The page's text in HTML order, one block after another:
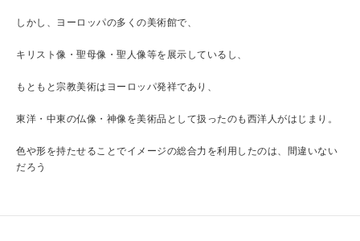
しかし、ヨーロッパの多くの美術館で、
キリスト像・聖母像・聖人像等を展示しているし、
もともと宗教美術はヨーロッパ発祥であり、
東洋・中東の仏像・神像を美術品として扱ったのも西洋人がはじまり。
色や形を持たせることでイメージの総合力を利用したのは、間違いない
だろう